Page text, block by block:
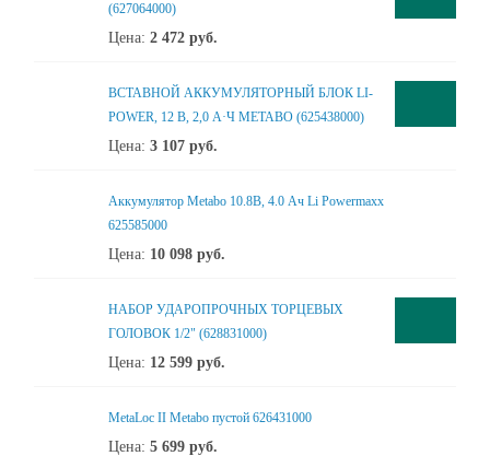
(627064000)
Цена: 2 472 руб.
ВСТАВНОЙ АККУМУЛЯТОРНЫЙ БЛОК LI-
POWER, 12 В, 2,0 А·Ч METABO (625438000)
Цена: 3 107 руб.
Аккумулятор Metabo 10.8В, 4.0 Ач Li Powermaxx
625585000
Цена: 10 098 руб.
НАБОР УДАРОПРОЧНЫХ ТОРЦЕВЫХ
ГОЛОВОК 1/2" (628831000)
Цена: 12 599 руб.
MetaLoc II Metabo пустой 626431000
Цена: 5 699 руб.